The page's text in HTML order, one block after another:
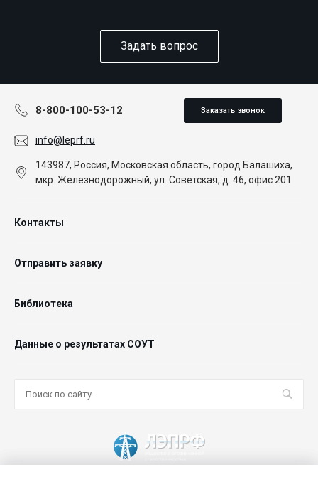
Задать вопрос
8-800-100-53-12 Заказать звонок
info@leprf.ru
143987, Россия, Московская область, город Балашиха,
мкр. Железнодорожный, ул. Советская, д. 46, офис 201
Контакты
Отправить заявку
Библиотека
Данные о результатах СОУТ